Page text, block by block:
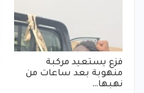
فزع يستعيد مركبة
منهوبة بعد ساعات من
نهبها…